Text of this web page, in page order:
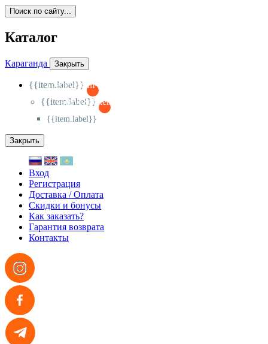
Поиск по сайту...
Каталог
Караганда Закрыть
{{item.label}}
{{activeItem==item.id?'-
{{item.label}}
{{activeSubitem==item.id?'-
{{item.label}}
Закрыть
Вход
Регистрация
Доставка / Оплата
Скидки и бонусы
Как заказать?
Гарантия возврата
Контакты